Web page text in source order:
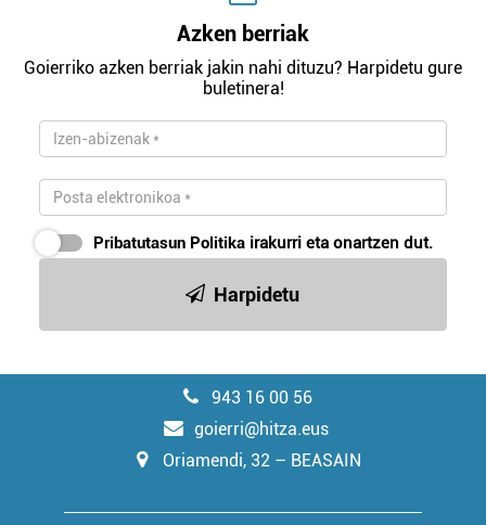
Azken berriak
Goierriko azken berriak jakin nahi dituzu? Harpidetu gure
buletinera!
Pribatutasun Politika irakurri eta onartzen dut.
Harpidetu
943 16 00 56
goierri@hitza.eus
Oriamendi, 32 – BEASAIN